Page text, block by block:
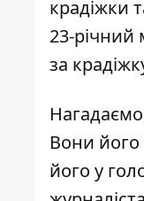
крадіжки
23-річний
за
Вони його
його у